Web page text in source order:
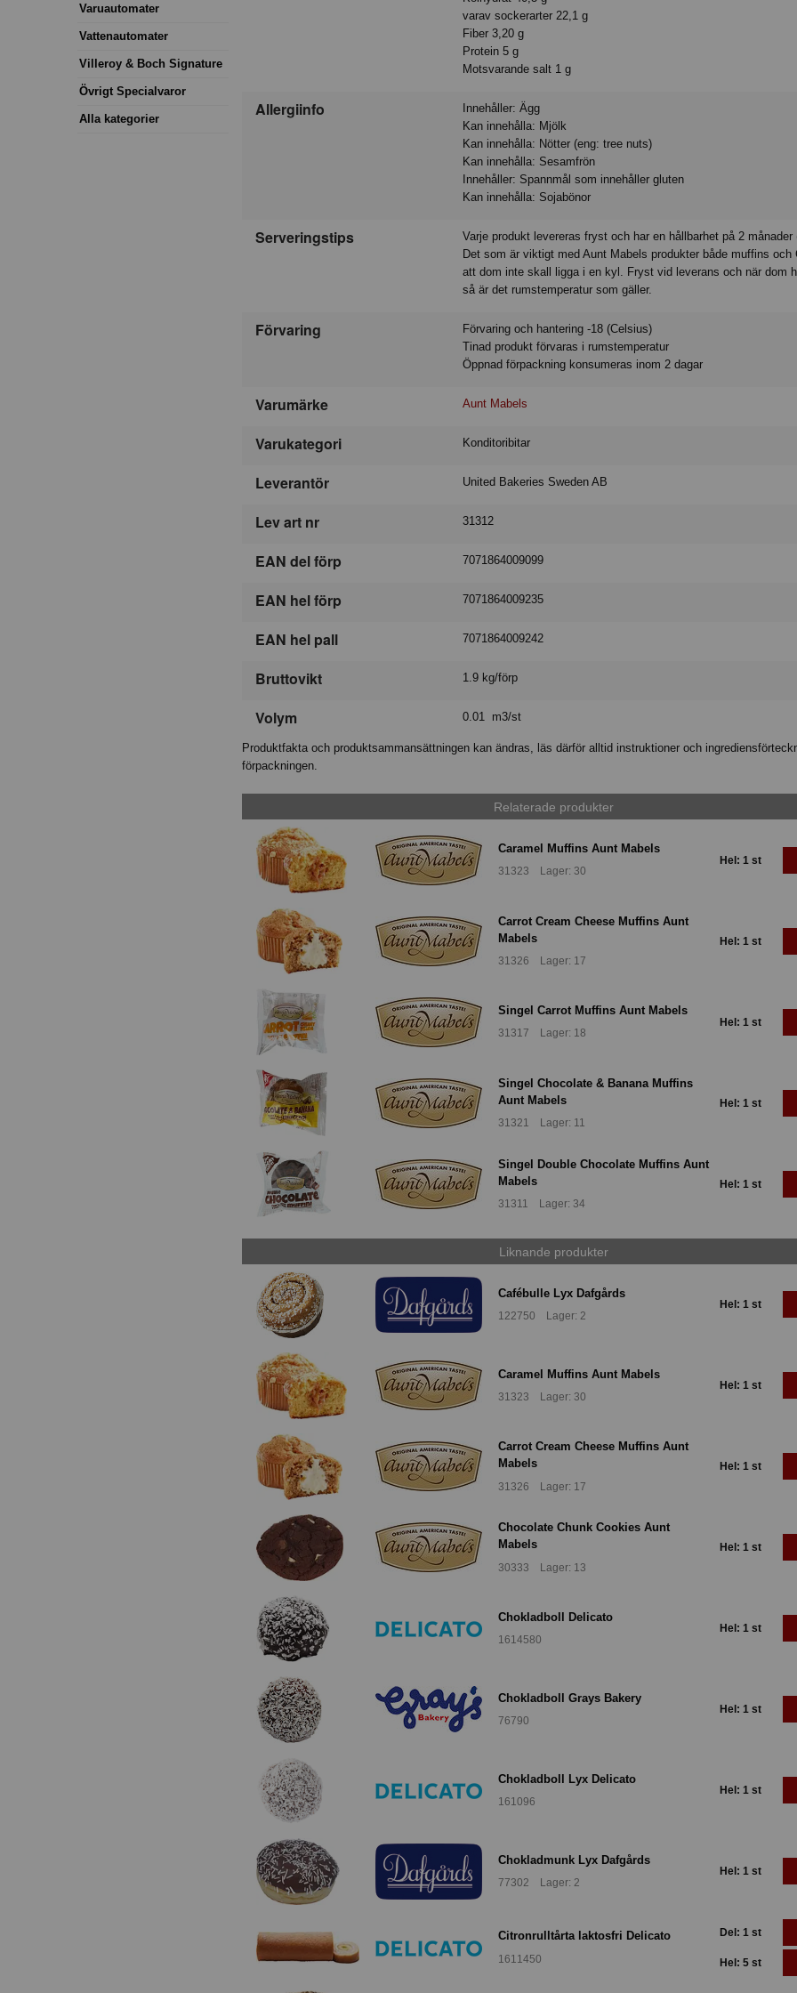
Varuautomater
Vattenautomater
Villeroy & Boch Signature
Övrigt Specialvaror
Alla kategorier
varav sockerarter 22,1 g
Fiber 3,20 g
Protein 5 g
Motsvarande salt 1 g
Allergiinfo
Innehåller: Ägg
Kan innehålla: Mjölk
Kan innehålla: Nötter (eng: tree nuts)
Kan innehålla: Sesamfrön
Innehåller: Spannmål som innehåller gluten
Kan innehålla: Sojabönor
Serveringstips
Varje produkt levereras fryst och har en hållbarhet på 2 månader
Det som är viktigt med Aunt Mabels produkter både muffins och
att dom inte skall ligga i en kyl. Fryst vid leverans och när dom
så är det rumstemperatur som gäller.
Förvaring
Förvaring och hantering -18 (Celsius)
Tinad produkt förvaras i rumstemperatur
Öppnad förpackning konsumeras inom 2 dagar
Varumärke Aunt Mabels
Varukategori Konditoribitar
Leverantör United Bakeries Sweden AB
Lev art nr 31312
EAN del förp 7071864009099
EAN hel förp 7071864009235
EAN hel pall 7071864009242
Bruttovikt 1.9 kg/förp
Volym 0.01 m3/st
Produktfakta och produktsammansättningen kan ändras, läs därför alltid instruktioner och
förpackningen.
Relaterade produkter
Caramel Muffins Aunt Mabels
31323 Lager: 30
Hel: 1 st
Carrot Cream Cheese Muffins Aunt
Mabels
31326 Lager: 17
Hel: 1 st
Singel Carrot Muffins Aunt Mabels
31317 Lager: 18
Hel: 1 st
Singel Chocolate & Banana Muffins
Aunt Mabels
31321 Lager: 11
Hel: 1 st
Singel Double Chocolate Muffins Aunt
Mabels
31311 Lager: 34
Hel: 1 st
Liknande produkter
Cafébulle Lyx Dafgårds
122750 Lager: 2
Hel: 1 st
Caramel Muffins Aunt Mabels
31323 Lager: 30
Hel: 1 st
Carrot Cream Cheese Muffins Aunt
Mabels
31326 Lager: 17
Hel: 1 st
Chocolate Chunk Cookies Aunt
Mabels
30333 Lager: 13
Hel: 1 st
Chokladboll Delicato
1614580
Hel: 1 st
Chokladboll Grays Bakery
76790
Hel: 1 st
Chokladboll Lyx Delicato
161096
Hel: 1 st
Chokladmunk Lyx Dafgårds
77302 Lager: 2
Hel: 1 st
Citronrulltårta laktosfri Delicato
1611450
Del: 1 st
Hel: 5 st